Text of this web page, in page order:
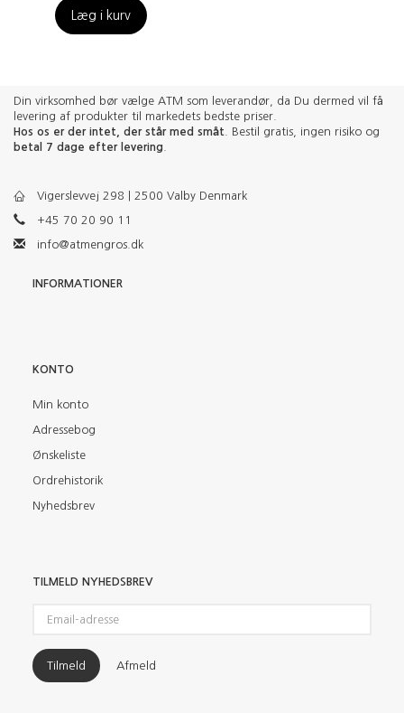
Læg i kurv
Din virksomhed bør vælge ATM som leverandør, da Du dermed vil få
levering af produkter til markedets bedste priser.
Hos os er der intet, der står med småt . Bestil gratis, ingen risiko og
betal 7 dage efter levering
Vigerslevvej 298 | 2500 Valby Denmark
+45 70 20 90 11
info@atmengros.dk
INFORMATIONER
KONTO
Min konto
Adressebog
Ønskeliste
Ordrehistorik
Nyhedsbrev
TILMELD NYHEDSBREV
adresse
Tilmeld Afmeld